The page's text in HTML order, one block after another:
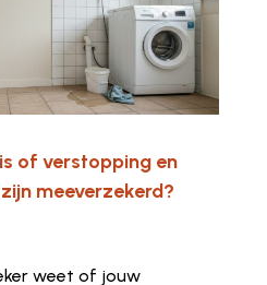
of verstopping en
meeverzekerd?
weet of jouw